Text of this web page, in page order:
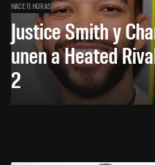
HACE 11 HORAS
Justice Smith y
unen a Heated
2